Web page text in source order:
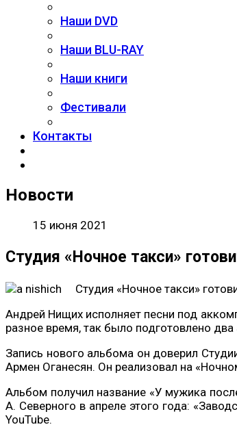
Наши DVD
Наши BLU-RAY
Наши книги
Фестивали
Контакты
Новости
15 июня 2021
Студия «Ночное такси»
Студия «Ночное такси»
Андрей Нищих исполняет песни под
разное время, так было подготовлено
Запись нового альбома он доверил
Армен Оганесян. Он реализовал на
Альбом получил название «У мужика
А. Северного в апреле этого года:
YouTube.